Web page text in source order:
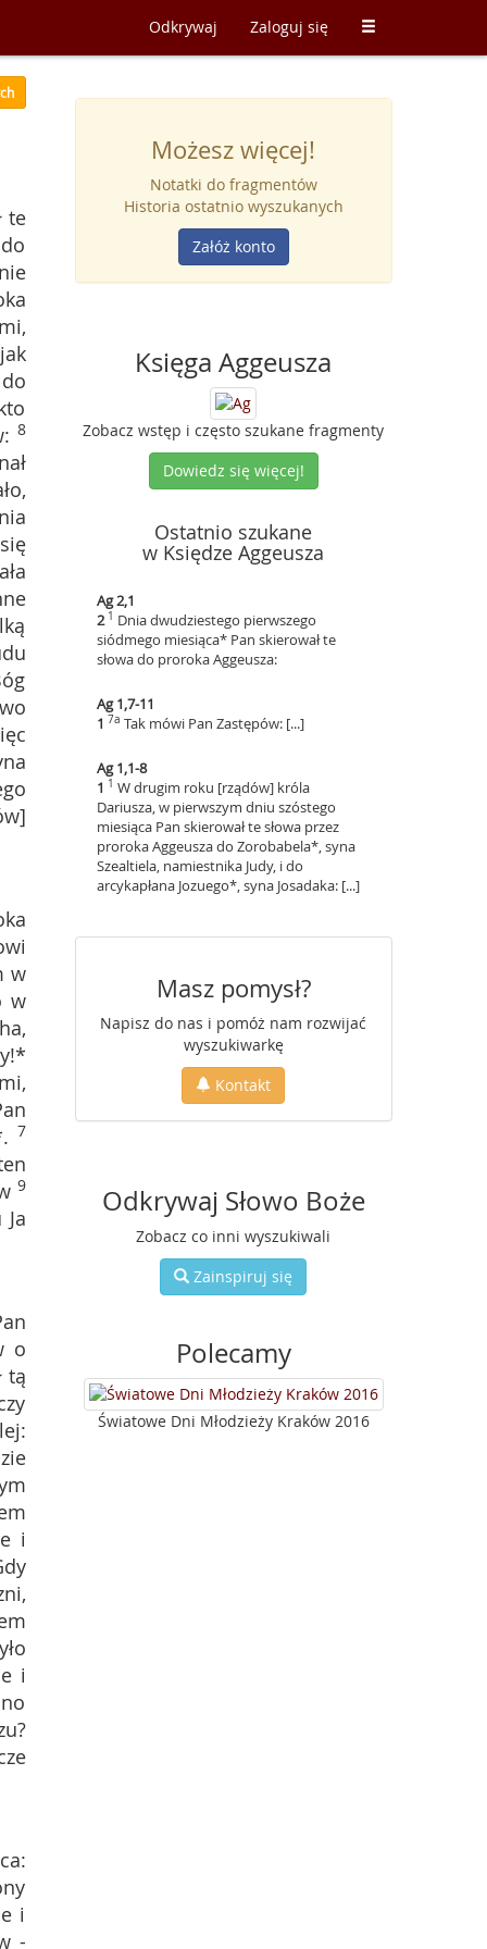
Odkrywaj Zaloguj się
te
8
w
w
7
9
o
tą
i
i
i
-
Możesz więcej!
Notatki do fragmentów
Historia ostatnio wyszukanych
Załóż konto
Księga Aggeusza
Zobacz wstęp i często szukane fragmenty
Dowiedz się więcej!
Ostatnio szukane
w Księdze Aggeusza
Ag 2,1
21 Dnia dwudziestego pierwszego
siódmego miesiąca* Pan skierował te
słowa do proroka Aggeusza:
Ag 1,7-11
1 7a Tak mówi Pan Zastępów: [...]
Ag 1,1-8
1 1 W drugim roku [rządów] króla
Dariusza, w pierwszym dniu szóstego
miesiąca Pan skierował te słowa przez
proroka Aggeusza do Zorobabela*, syna
Szealtiela, namiestnika Judy, i do
arcykapłana Jozuego*, syna Josadaka: [...]
Masz pomysł?
Napisz do nas i pomóż nam rozwijać
wyszukiwarkę
Kontakt
Odkrywaj Słowo Boże
Zobacz co inni wyszukiwali
Zainspiruj się
Polecamy
Światowe Dni Młodzieży Kraków 2016